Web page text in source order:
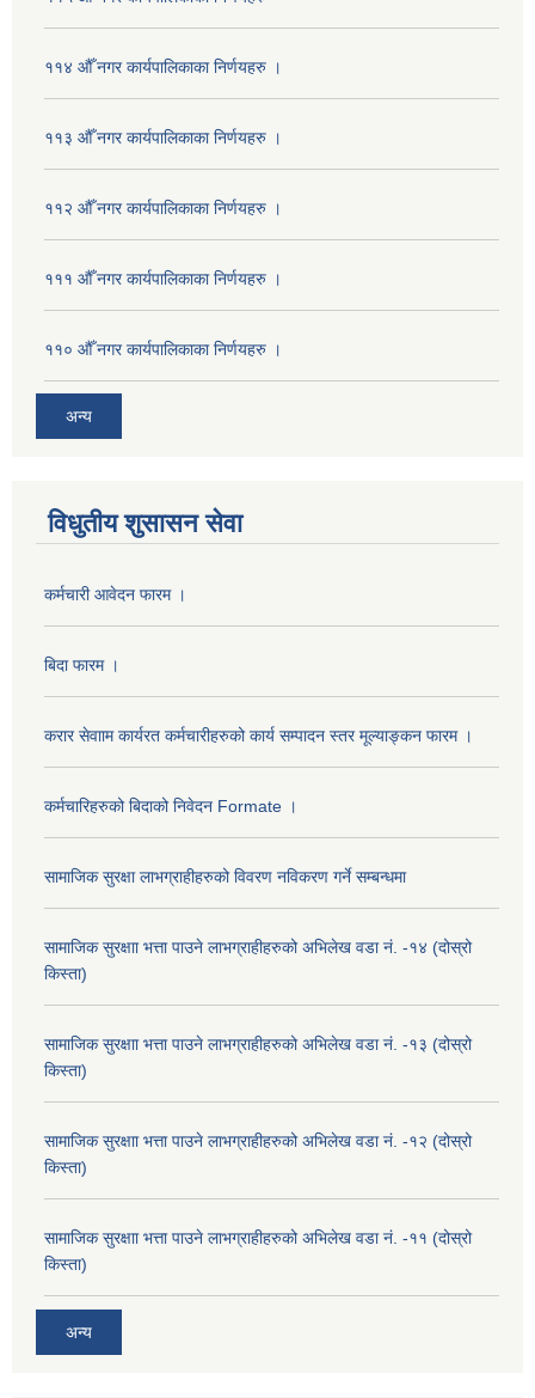
११४ औँ नगर कार्यपालिकाका निर्णयहरु ।
११३ औँ नगर कार्यपालिकाका निर्णयहरु ।
११२ औँ नगर कार्यपालिकाका निर्णयहरु ।
१११ औँ नगर कार्यपालिकाका निर्णयहरु ।
११० औँ नगर कार्यपालिकाका निर्णयहरु ।
अन्य
विधुतीय शुसासन सेवा
कर्मचारी आवेदन फारम ।
बिदा फारम ।
करार सेवााम कार्यरत कर्मचारीहरुको कार्य सम्पादन स्तर मूल्याङ्कन फारम ।
कर्मचारिहरुको बिदाको निवेदन Formate ।
सामाजिक सुरक्षा लाभग्राहीहरुको विवरण नविकरण गर्ने सम्बन्धमा
सामाजिक सुरक्षाा भत्ता पाउने लाभग्राहीहरुको अभिलेख वडा नं. -१४ (दोस्रो
किस्ता)
सामाजिक सुरक्षाा भत्ता पाउने लाभग्राहीहरुको अभिलेख वडा नं. -१३ (दोस्रो
किस्ता)
सामाजिक सुरक्षाा भत्ता पाउने लाभग्राहीहरुको अभिलेख वडा नं. -१२ (दोस्रो
किस्ता)
सामाजिक सुरक्षाा भत्ता पाउने लाभग्राहीहरुको अभिलेख वडा नं. -११ (दोस्रो
किस्ता)
अन्य